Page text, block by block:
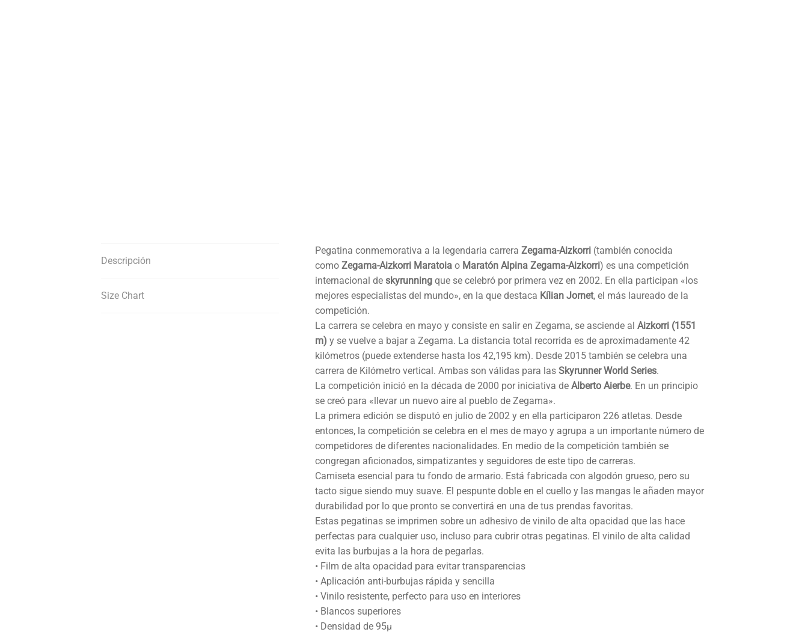
Descripción
Size Chart
Pegatina conmemorativa a la legendaria carrera Zegama-Aizkorri (también conocida
como Zegama-Aizkorri Maratoiao Maratón Alpina Zegama-Aizkorri) es una competición
internacional de skyrunningque se celebró por primera vez en 2002. En ella participan «los
mejores especialistas del mundo», en la que destaca Kílian Jornet, el más laureado de la
competición.
La carrera se celebra en mayo y consiste en salir en Zegama, se asciende al Aizkorri (1551
m) y se vuelve a bajar a Zegama. La distancia total recorrida es de aproximadamente 42
kilómetros (puede extenderse hasta los 42,195 km). Desde 2015 también se celebra una
carrera de Kilómetro vertical. Ambas son válidas para las Skyrunner World Series.
La competición inició en la década de 2000 por iniciativa de Alberto Aierbe. En un principio
se creó para «llevar un nuevo aire al pueblo de Zegama».
La primera edición se disputó en julio de 2002 y en ella participaron 226 atletas. Desde
entonces, la competición se celebra en el mes de mayo y agrupa a un importante número de
competidores de diferentes nacionalidades. En medio de la competición también se
congregan aficionados, simpatizantes y seguidores de este tipo de carreras.
Camiseta esencial para tu fondo de armario. Está fabricada con algodón grueso, pero su
tacto sigue siendo muy suave. El pespunte doble en el cuello y las mangas le añaden mayor
durabilidad por lo que pronto se convertirá en una de tus prendas favoritas.
Estas pegatinas se imprimen sobre un adhesivo de vinilo de alta opacidad que las hace
perfectas para cualquier uso, incluso para cubrir otras pegatinas. El vinilo de alta calidad
evita las burbujas a la hora de pegarlas.
• Film de alta opacidad para evitar transparencias
• Aplicación anti-burbujas rápida y sencilla
• Vinilo resistente, perfecto para uso en interiores
• Blancos superiores
• Densidad de 95µ